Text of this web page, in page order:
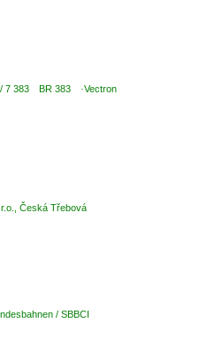
/ 7 383 BR 383 ·Vectron
Česká Třebová
/ SBBCI